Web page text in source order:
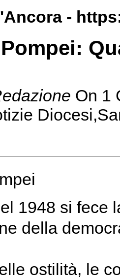
-
On 1
1948 si fece
della
ostilità, le